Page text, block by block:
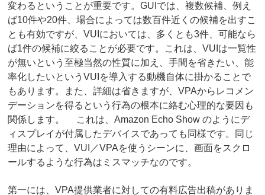
変わるということが重要です。GUIでは、複数候補、例え
ば10件や20件、場合によっては数百件近くの候補を出すこ
とも有効ですが、VUIにおいては、多くとも3件、可能なら
ば1件の候補に絞ることが必要です。これは、VUIは一覧性
が無いという至極当然の性質に加え、手間を省きたい、能
率化したいというVUIを導入する動機自体に掛かることで
もあります。また、詳細は省きますが、VPAからレコメン
デーションを得るという行為の根本に絡む心理的な要因も
関係します。 これは、Amazon Echo Show のようにデ
ィスプレイが付属したデバイスであっても同様です。同じ
理由によって、VUI／VPAを使うシーンに、画面をスクロ
ールするような行為はミスマッチなのです。
第一には、VPA提供業者に対しての有料広告出稿がありま